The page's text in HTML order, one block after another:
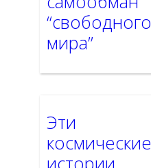
“свободного
мира”
Эти
космические